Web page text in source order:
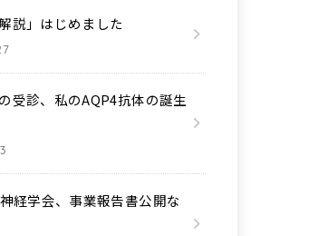
説」はじめました
受診、私のAQP4抗体の誕生
経学会、事業報告書公開な